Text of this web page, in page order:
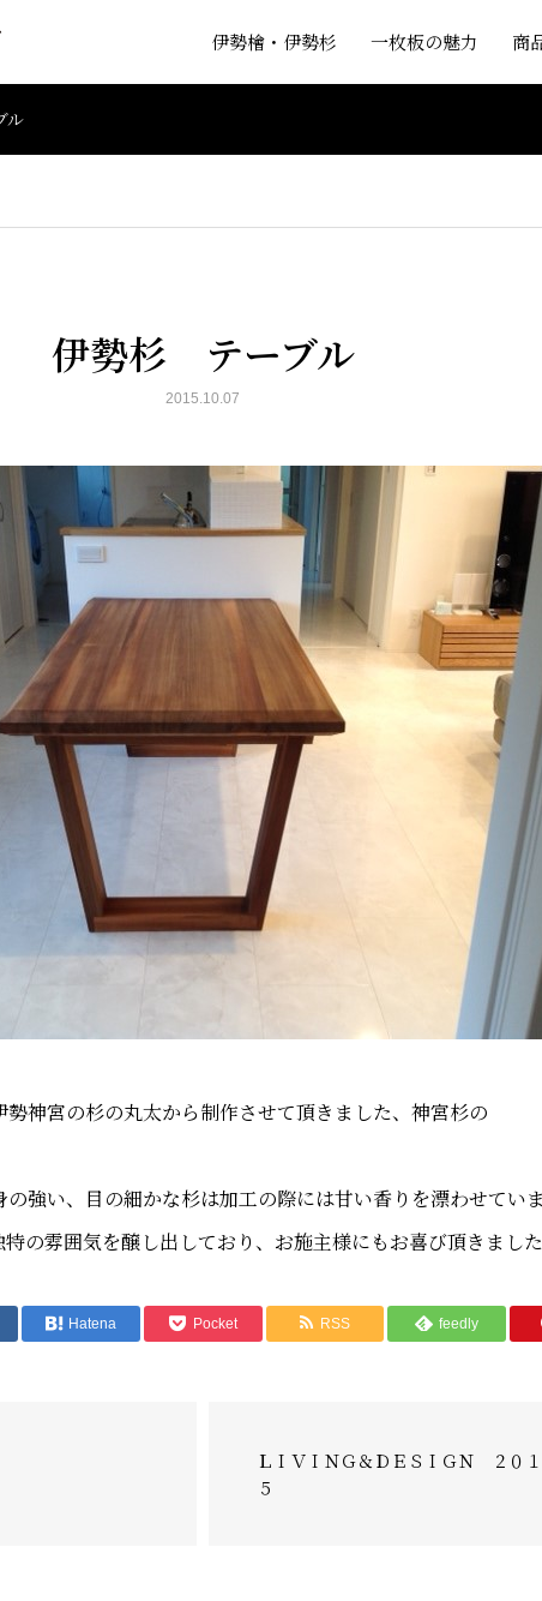
伊勢檜・伊勢杉 一枚板の魅力 商
ル
伊勢杉 テーブル
2015.10.07
神宮の杉の丸太から制作させて頂きました、神宮杉の
強い、目の細かな杉は加工の際には甘い香りを漂わせていま
の雰囲気を醸し出しており、お施主様にもお喜び頂きました
Hatena Pocket RSS feedly
ＬＩＶＩＮＧ＆ＤＥＳＩＧＮ ２０１
５